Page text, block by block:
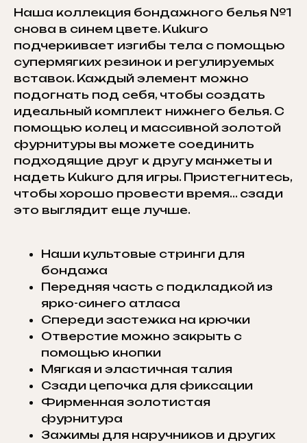
Наша коллекция бондажного белья №1
снова в синем цвете. Kukuro
подчеркивает изгибы тела с помощью
супермягких резинок и регулируемых
вставок. Каждый элемент можно
подогнать под себя, чтобы создать
идеальный комплект нижнего белья. С
помощью колец и массивной золотой
фурнитуры вы можете соединить
подходящие друг к другу манжеты и
надеть Kukuro для игры. Пристегнитесь,
чтобы хорошо провести время... сзади
это выглядит еще лучше.
Наши культовые стринги для
бондажа
Передняя часть с подкладкой из
ярко-синего атласа
Спереди застежка на крючки
Отверстие можно закрыть с
помощью кнопки
Мягкая и эластичная талия
Сзади цепочка для фиксации
Фирменная золотистая
фурнитура
Зажимы для наручников и других